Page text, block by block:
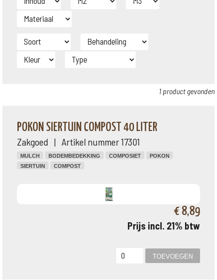
1 product gevonden
POKON SIERTUIN COMPOST 40 LITER
Zakgoed | Artikel nummer 17301
MULCH BODEMBEDEKKING COMPOSIET
POKON
SIERTUIN
COMPOST
€ 8,89
Prijs incl. 21% btw